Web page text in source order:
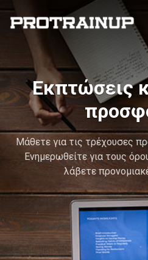
Εκπτώσεις
Μάθετε για τις τρέχουσες
Ενημερωθείτε για τους
λάβετε